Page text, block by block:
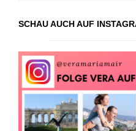
SCHAU AUCH AUF